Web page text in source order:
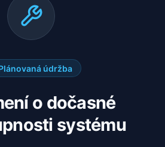
údržba
o dočasné
systému